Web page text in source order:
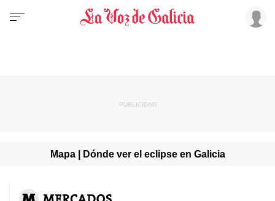
Mapa | Dónde ver el eclipse en Galicia